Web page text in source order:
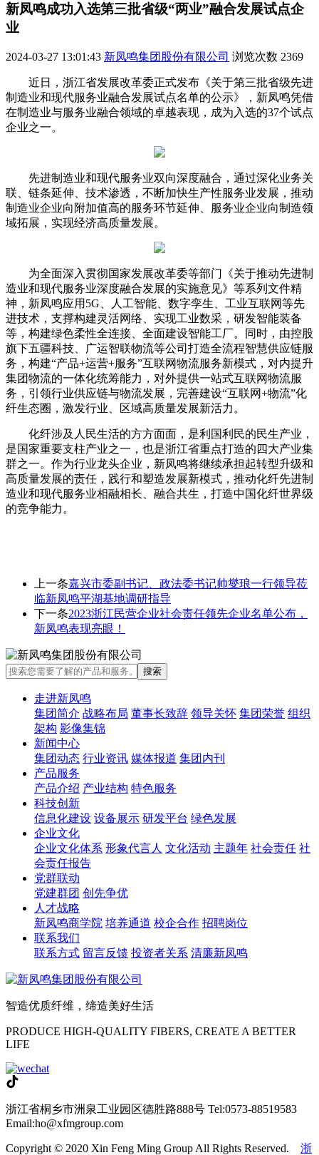
新凤鸣成功入选第三批省级“两业”融合发展试点企
业
2024-03-27 13:01:43 新凤鸣集团股份有限公司 浏览次数 2369
近日，浙江省发展改革委正式发布《关于第三批省级先进
制造业和现代服务业融合发展试点名单的公示》，新凤鸣凭借
在制造业与服务业融合领域的卓越表现，成为入选的37个试点
企业之一。
先进制造业和现代服务业双向深度融合，通过深化业务关
联、链条延伸、技术渗透，不断加快生产性服务业发展，推动
制造业企业向附加值高的服务环节延伸、服务业企业向制造领
域拓展，实现经济高质量发展。
为全面深入贯彻国家发展改革委等部门《关于推动先进制
造业和现代服务业深度融合发展的实施意见》等系列文件精
神，新凤鸣应用5G、人工智能、数字孪生、工业互联网等先
进技术，支撑构建灵活网络、实现工业数采，研发智能装备
等，构建绿色柔性全连接、全面建设智能工厂。同时，由控股
旗下五疆科技、广运智联物流等公司打造全流程智慧供应链服
务，构建“产品+运营+服务”互联网物流服务新模式，对内提升
集团物流的一体化统筹能力，对外提供一站式互联网物流服
务，引领行业供应链与物流发展，完善建设“互联网+物流”化
纤生态圈，激发行业、区域高质量发展新活力。
化纤涉及人民生活的方方面面，是利国利民的民生产业，
是国家重要支柱产业之一，也是浙江省重点打造的四大产业集
群之一。作为行业龙头企业，新凤鸣将继续承担起转型升级和
高质量发展的责任，践行和塑造发展新模式，推动化纤先进制
造业和现代服务业相融相长、融合共生，打造中国化纤世界级
的竞争能力。
上一条嘉兴市委副书记、政法委书记帅燮琅一行领导莅
临新凤鸣平湖基地调研指导
下一条2023浙江民营企业社会责任领先企业名单公布，
新凤鸣表现亮眼！
走进新凤鸣
集团简介 战略布局 董事长致辞 领导关怀 集团荣誉 组织
架构 影像集锦
新闻中心
集团动态 行业资讯 媒体报道 集团内刊
产品服务
产品介绍 产业结构 特色服务
科技创新
信息化建设 设备展示 研发平台 绿色发展
企业文化
企业文化体系 形象代言人 文化活动 主题年 社会责任 社
会责任报告
党群联动
党建群团 创先争优
人才战略
新凤鸣商学院 培养通道 校企合作 招聘岗位
联系我们
联系方式 留言反馈 投资者关系 清廉新凤鸣
智造优质纤维，缔造美好生活
PRODUCE HIGH-QUALITY FIBERS, CREATE A BETTER
LIFE
浙江省桐乡市洲泉工业园区德胜路888号 Tel:0573-88519583
Email:ho@xfmgroup.com
Copyright © 2020 Xin Feng Ming Group All Rights Reserved. 浙